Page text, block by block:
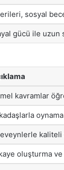
sosyal
gücü ile
kavramlar
oynama
kaliteli
oluşturma